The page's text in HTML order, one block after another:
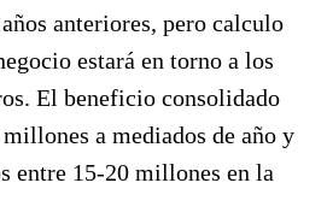
anteriores, pero calculo
estará en torno a los
El beneficio consolidado
a mediados de año y
entre 15-20 millones en la